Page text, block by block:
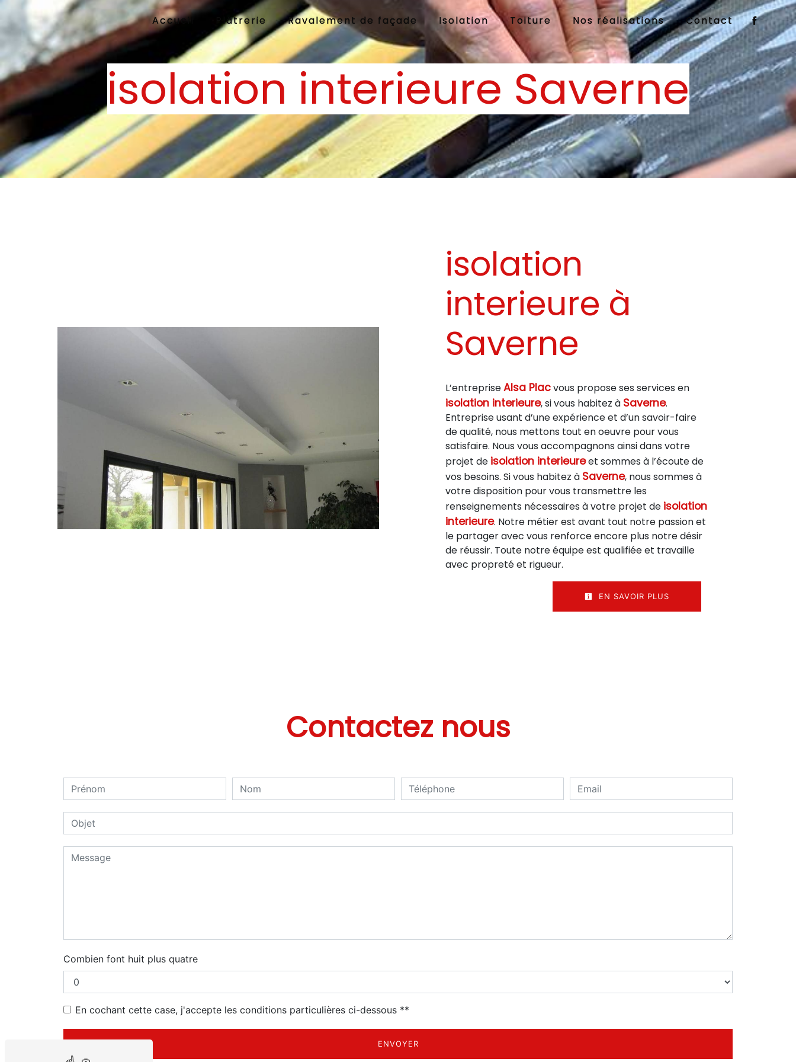
Accueil Plâtrerie Ravalement de façade Isolation Toiture Nos réalisations Contact
isolation interieure Saverne
isolation
interieure à
Saverne
L’entrepriseAlsa Placvous propose ses services en
isolation interieure, si vous habitez à Saverne.
Entreprise usant d’une expérience et d’un savoir-faire
de qualité, nous mettons tout en oeuvre pour vous
satisfaire. Nous vous accompagnons ainsi dans votre
projet de isolation interieureet sommes à l’écoute de
vos besoins. Si vous habitez à Saverne, nous sommes à
votre disposition pour vous transmettre les
renseignements nécessaires à votre projet de isolation
interieure. Notre métier est avant tout notre passion et
le partager avec vous renforce encore plus notre désir
de réussir. Toute notre équipe est qualifiée et travaille
avec propreté et rigueur.
EN SAVOIR PLUS
Contactez nous
Combien font huit plus quatre
En cochant cette case, j'accepte les conditions particulières ci-dessous **
ENVOYER
Panneau de gestion des cookies